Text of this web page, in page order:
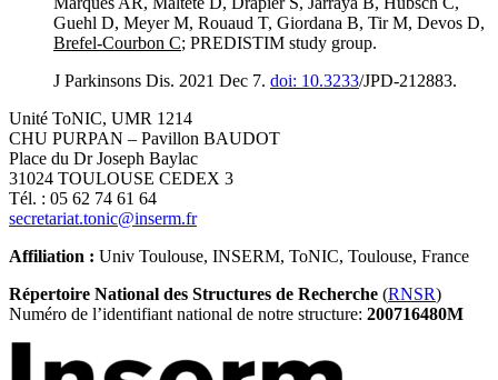
Guehl D, Meyer M, Rouaud T, Giordana B, Tir M, Devos D,
Brefel-Courbon C; PREDISTIM study group.
J Parkinsons Dis. 2021 Dec 7. doi: 10.3233/JPD-212883.
Unité ToNIC, UMR 1214
CHU PURPAN – Pavillon BAUDOT
Place du Dr Joseph Baylac
31024 TOULOUSE CEDEX 3
Tél. : 05 62 74 61 64
secretariat.tonic@inserm.fr
Affiliation : Univ Toulouse, INSERM, ToNIC, Toulouse, France
Répertoire National des Structures de Recherche (RNSR)
Numéro de l’identifiant national de notre structure: 200716480M